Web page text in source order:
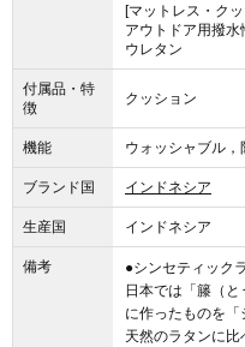
[マットレス・ク
アウトドア用撥水
ウレタン
付属品・特
徴
クッション
機能 ウォッシャブル，
ブランド国 インドネシア
生産国 インドネシア
備考
●シンセティック
日本では「籐（
に作ったものを「
天然のラタンに